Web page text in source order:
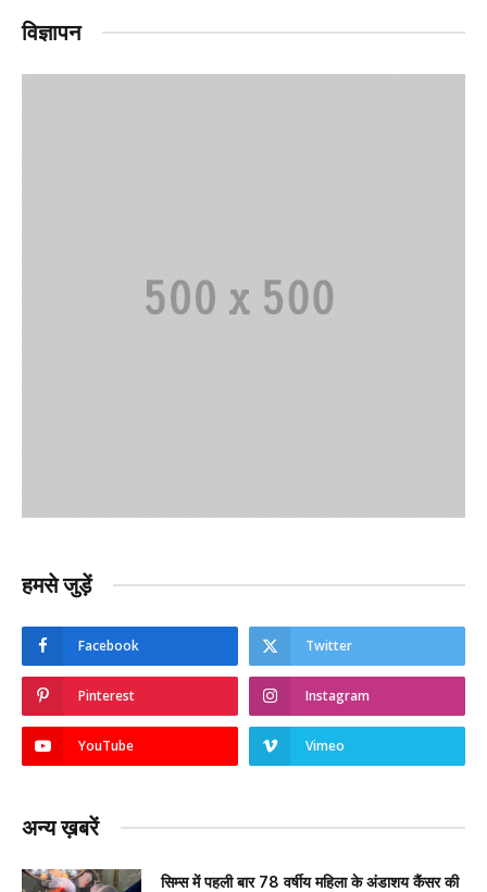
विज्ञापन
हमसे जुड़ें
Facebook Twitter
Pinterest Instagram
YouTube Vimeo
अन्य ख़बरें
सिम्स में पहली बार 78 वर्षीय महिला के अंडाशय कैंसर की